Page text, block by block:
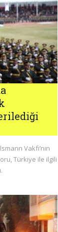
Vakfı’nın
Türkiye ile ilgili